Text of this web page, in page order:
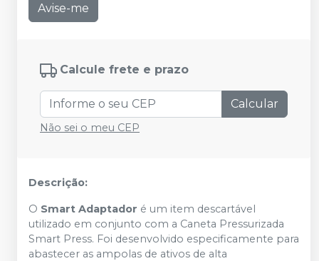
Avise-me
Calcule frete e prazo
Calcular
Não sei o meu CEP
Descrição:
O Smart Adaptador é um item descartável
utilizado em conjunto com a Caneta Pressurizada
Smart Press. Foi desenvolvido especificamente para
abastecer as ampolas de ativos de alta